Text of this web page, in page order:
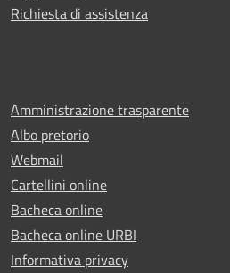
Richiesta di assistenza
Amministrazione trasparente
Albo pretorio
Webmail
Cartellini online
Bacheca online
Bacheca online URBI
Informativa privacy